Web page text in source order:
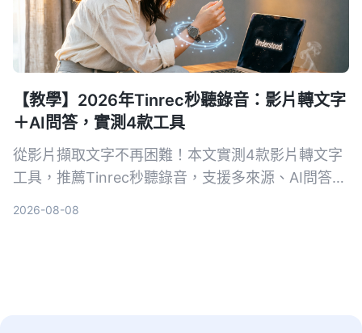
【教學】2026年Tinrec秒聽錄音：影片轉文字
＋AI問答，實測4款工具
從影片擷取文字不再困難！本文實測4款影片轉文字
工具，推薦Tinrec秒聽錄音，支援多來源、AI問答與
2026-08-08